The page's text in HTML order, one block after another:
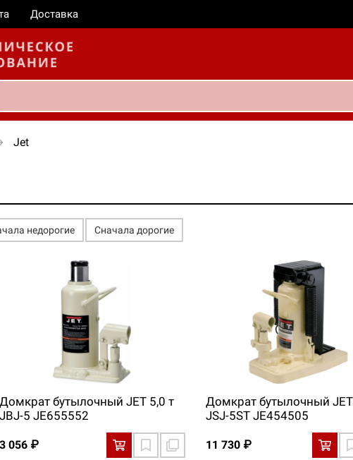
Доставка
Jet
недорогие Сначала дорогие
Домкрат бутылочный JET 5,0 т
JBJ-5 JE655552
3 056 ₽
Домкрат бутылочный JET
JSJ-5ST JE454505
11 730 ₽